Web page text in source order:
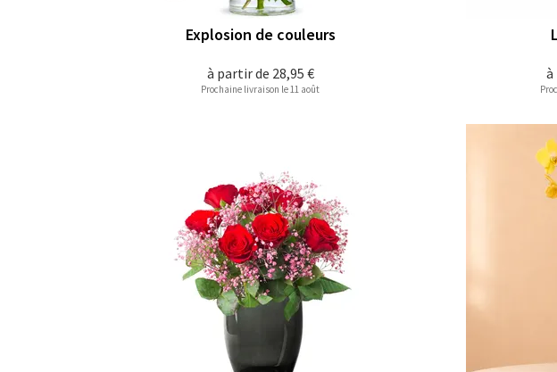
à partir de 28,95 €
Explosion de couleurs
Prochaine livraison le 11 août
à